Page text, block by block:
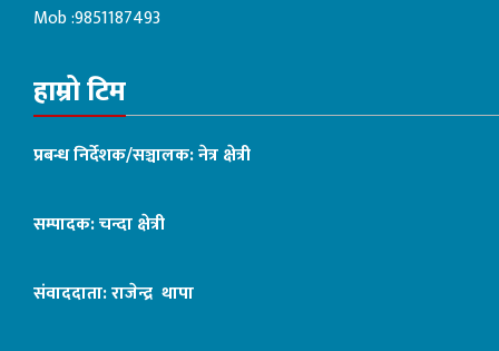
Mob :9851187493
हाम्रो टिम
प्रबन्ध निर्देशक/सञ्चालक: नेत्र क्षेत्री
सम्पादक: चन्दा क्षेत्री
संवाददाता: राजेन्द्र थापा